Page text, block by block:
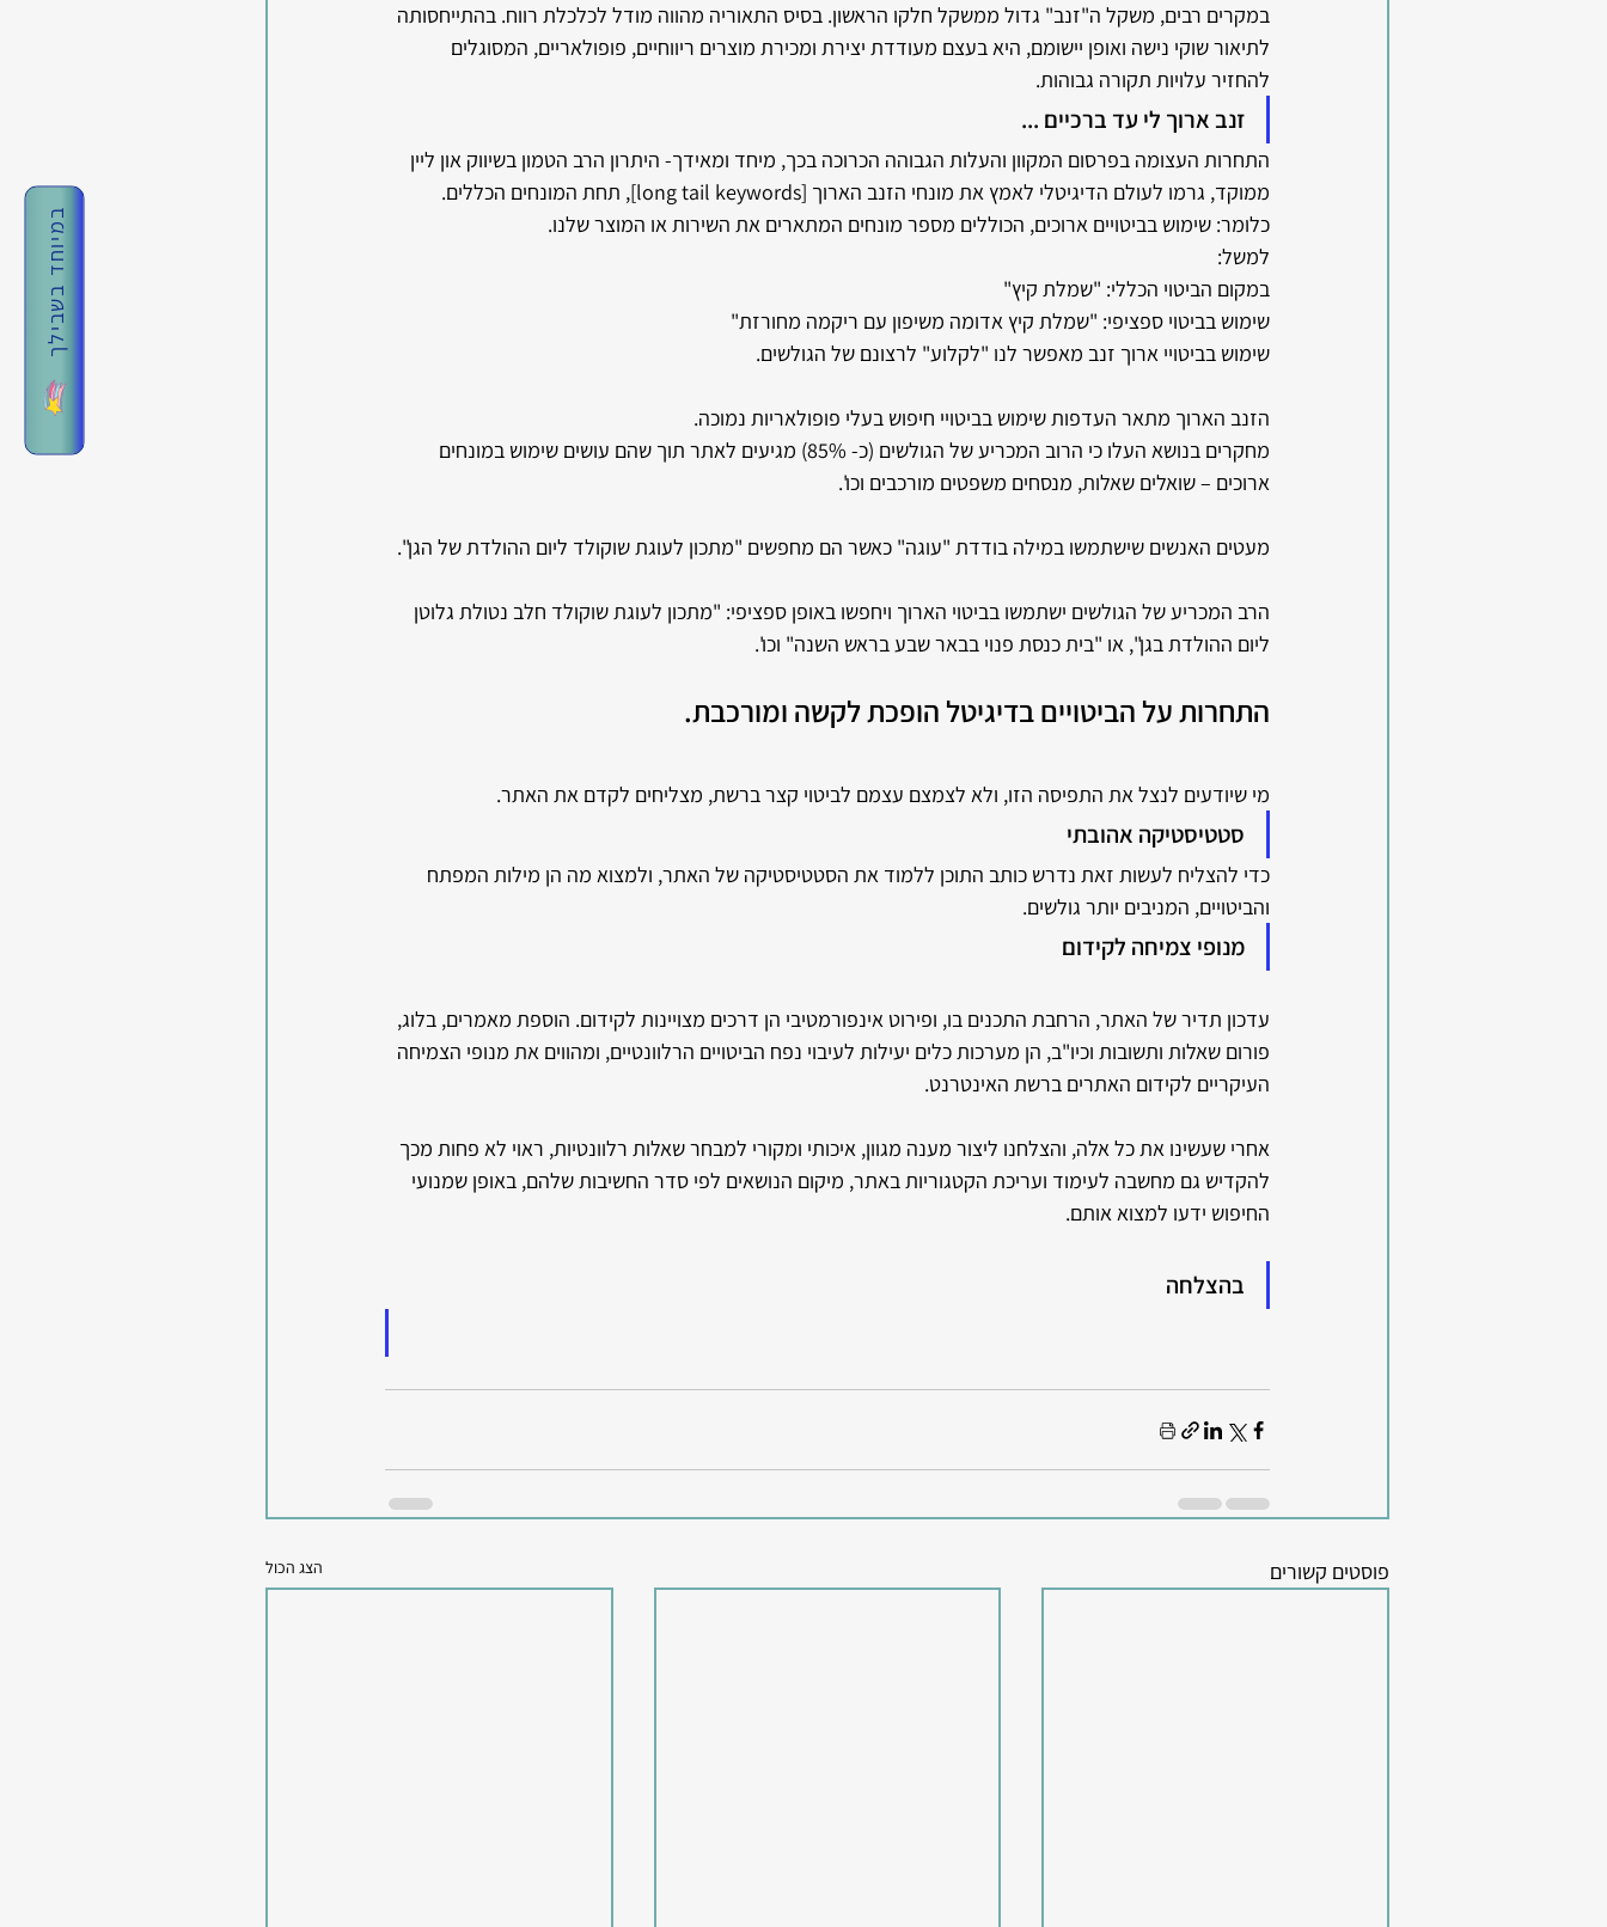
במיוחד בשבילך
במקרים רבים, משקל ה"זנב" גדול ממשקל חלקו הראשון. בסיס התאוריה מהווה מודל לכלכלת רווח. בהתייחסותה
לתיאור שוקי נישה ואופן יישומם, היא בעצם מעודדת יצירת ומכירת מוצרים ריווחיים, פופולאריים, המסוגלים
להחזיר עלויות תקורה גבוהות.
זנב ארוך לי עד ברכיים ...
התחרות העצומה בפרסום המקוון והעלות הגבוהה הכרוכה בכך, מיחד ומאידך- היתרון הרב הטמון בשיווק און ליין
ממוקד, גרמו לעולם הדיגיטלי לאמץ את מונחי הזנב הארוך [long tail keywords], תחת המונחים הכללים.
כלומר: שימוש בביטויים ארוכים, הכוללים מספר מונחים המתארים את השירות או המוצר שלנו.
למשל:
במקום הביטוי הכללי: "שמלת קיץ"
שימוש בביטוי ספציפי: "שמלת קיץ אדומה משיפון עם ריקמה מחורזת"
שימוש בביטויי ארוך זנב מאפשר לנו "לקלוע" לרצונם של הגולשים.
הזנב הארוך מתאר העדפות שימוש בביטויי חיפוש בעלי פופולאריות נמוכה.
מחקרים בנושא העלו כי הרוב המכריע של הגולשים (כ- 85%) מגיעים לאתר תוך שהם עושים שימוש במונחים
ארוכים – שואלים שאלות, מנסחים משפטים מורכבים וכו'.
מעטים האנשים שישתמשו במילה בודדת "עוגה" כאשר הם מחפשים "מתכון לעוגת שוקולד ליום ההולדת של הגן".
הרב המכריע של הגולשים ישתמשו בביטוי הארוך ויחפשו באופן ספציפי: "מתכון לעוגת שוקולד חלב נטולת גלוטן
ליום ההולדת בגן", או "בית כנסת פנוי בבאר שבע בראש השנה" וכו'.
התחרות על הביטויים בדיגיטל הופכת לקשה ומורכבת.
מי שיודעים לנצל את התפיסה הזו, ולא לצמצם עצמם לביטוי קצר ברשת, מצליחים לקדם את האתר.
סטטיסטיקה אהובתי
כדי להצליח לעשות זאת נדרש כותב התוכן ללמוד את הסטטיסטיקה של האתר, ולמצוא מה הן מילות המפתח
והביטויים, המניבים יותר גולשים.
מנופי צמיחה לקידום
עדכון תדיר של האתר, הרחבת התכנים בו, ופירוט אינפורמטיבי הן דרכים מצויינות לקידום. הוספת מאמרים, בלוג,
פורום שאלות ותשובות וכיו"ב, הן מערכות כלים יעילות לעיבוי נפח הביטויים הרלוונטיים, ומהווים את מנופי הצמיחה
העיקריים לקידום האתרים ברשת האינטרנט.
אחרי שעשינו את כל אלה, והצלחנו ליצור מענה מגוון, איכותי ומקורי למבחר שאלות רלוונטיות, ראוי לא פחות מכך
להקדיש גם מחשבה לעימוד ועריכת הקטגוריות באתר, מיקום הנושאים לפי סדר החשיבות שלהם, באופן שמנועי
החיפוש ידעו למצוא אותם.
בהצלחה
פוסטים קשורים הצג הכול